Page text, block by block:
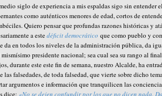
siglo de experiencia a mis espaldas sigo sin entender
como auténticos menores de edad, cortos de
Quiero pensar que profundas razones históricas y
a estedéficit democrático que como pueblo y
da en todos los niveles de la administración pública, da
presidente nacional; sea cual sea su rango al
durante este este fin de semana, nuestro Alcalde, ha
las falsedades, de toda falsedad, que vierte sobre dicho
argumentos e información que tranquilicen las
dice: «No se dejen confundir por los que no dicen nada.